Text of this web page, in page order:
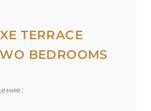
TERRACE
BEDROOMS